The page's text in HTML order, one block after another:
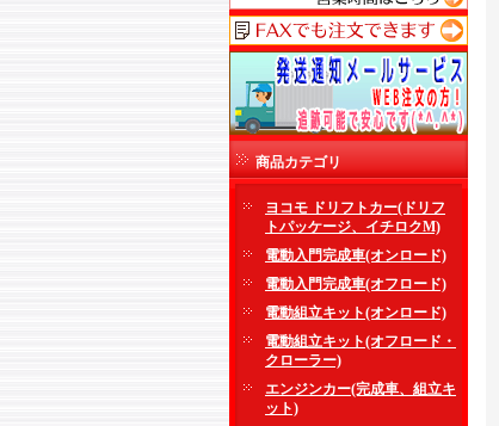
商品カテゴリ
ヨコモ ドリフトカー(ドリフ
トパッケージ、イチロクM)
電動入門完成車(オンロード)
電動入門完成車(オフロード)
電動組立キット(オンロード)
電動組立キット(オフロード・
クローラー)
エンジンカー(完成車、組立キ
ット)